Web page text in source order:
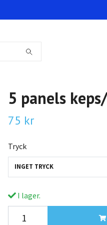
5 panels
75 kr
Tryck
INGET TRYCK
I lager.